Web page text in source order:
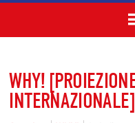
WHY!
INTERNAZIONALE]